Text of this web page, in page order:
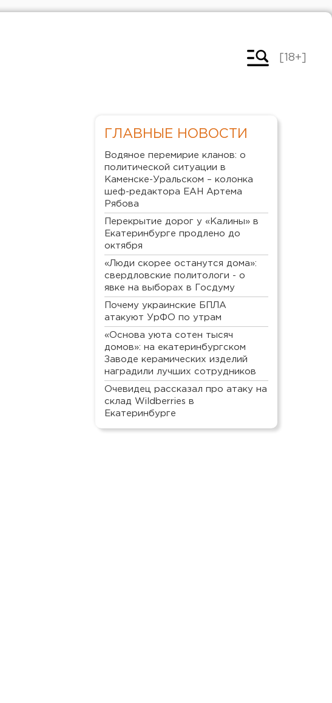
[18+]
ГЛАВНЫЕ НОВОСТИ
Водяное перемирие кланов: о
политической ситуации в
Каменске-Уральском – колонка
шеф-редактора ЕАН Артема
Рябова
Перекрытие дорог у «Калины» в
Екатеринбурге продлено до
октября
«Люди скорее останутся дома»:
свердловские политологи - о
явке на выборах в Госдуму
Почему украинские БПЛА
атакуют УрФО по утрам
«Основа уюта сотен тысяч
домов»: на екатеринбургском
Заводе керамических изделий
наградили лучших сотрудников
Очевидец рассказал про атаку на
склад Wildberries в
Екатеринбурге